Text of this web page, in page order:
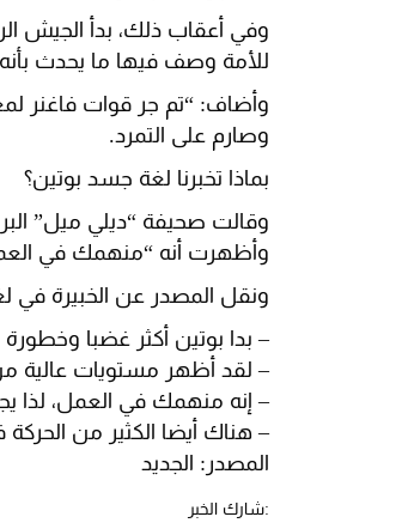
وفي أعقاب ذلك، بدأ الجيش
للأمة وصف فيها ما يحدث
وأضاف: “تم جر قوات فاغنر
وصارم على التمرد.
بماذا تخبرنا لغة جسد بوتين؟
وقالت صحيفة “ديلي ميل”
وأظهرت أنه “منهمك في
ونقل المصدر عن الخبيرة في
– بدا بوتين أكثر غضبا
– لقد أظهر مستويات عالية
– إنه منهمك في العمل، لذا
– هناك أيضا الكثير من
المصدر: الجديد
:شارك الخبر